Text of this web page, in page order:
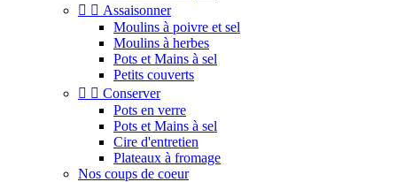
  Assaisonner
Moulins à poivre et sel
Moulins à herbes
Pots et Mains à sel
Petits couverts
  Conserver
Pots en verre
Pots et Mains à sel
Cire d'entretien
Plateaux à fromage
Nos coups de coeur